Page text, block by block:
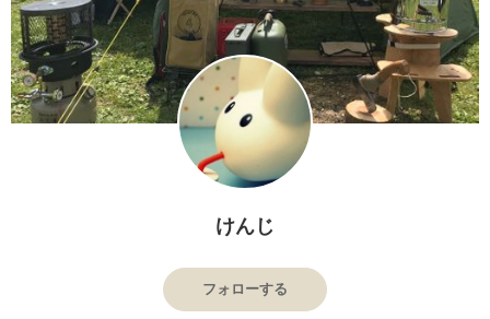
けんじ
フォローする